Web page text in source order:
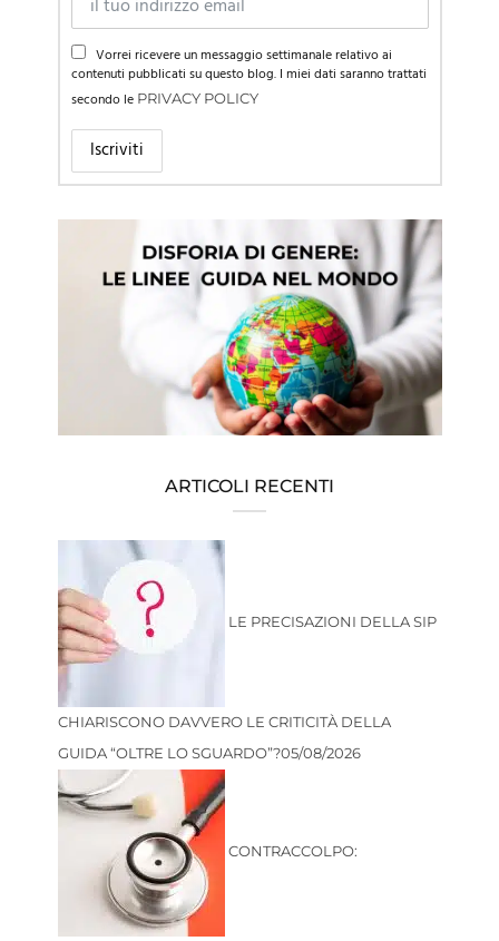
Vorrei ricevere un messaggio settimanale relativo ai
contenuti pubblicati su questo blog. I miei dati saranno trattati
secondo le PRIVACY POLICY
ARTICOLI RECENTI
LE PRECISAZIONI DELLA SIP
CHIARISCONO DAVVERO LE CRITICITÀ DELLA
GUIDA “OLTRE LO SGUARDO”?05/08/2026
CONTRACCOLPO: